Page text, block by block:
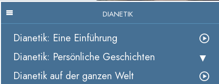
DIANETIK
Dianetik: Eine Einführung
Dianetik: Persönliche Geschichten
Dianetik auf der ganzen Welt